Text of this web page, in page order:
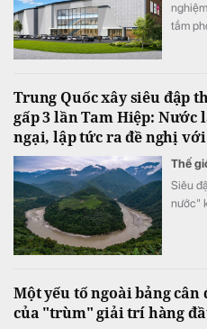
tầm
Trung Quốc xây siêu đập
gấp 3 lần Tam Hiệp: Nước
ngại, lập tức ra đề nghị
Thế
Siêu
nước"
Một yếu tố ngoài bảng
của "trùm" giải trí hàng